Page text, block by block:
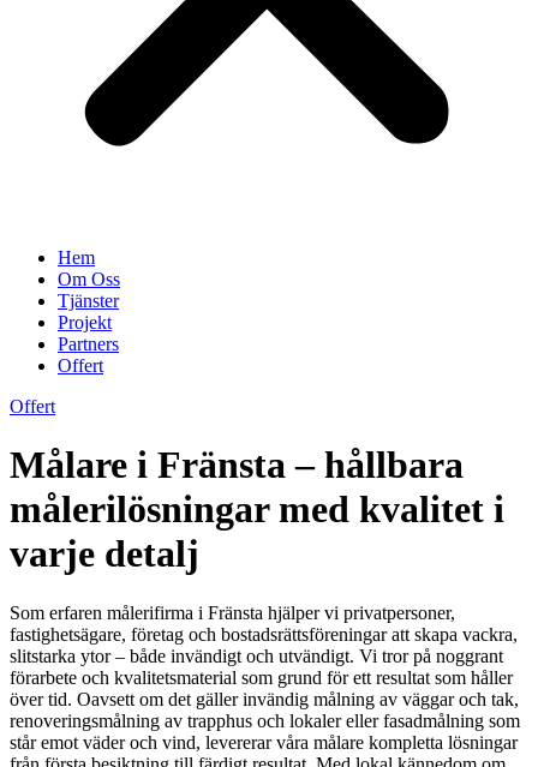
Hem
Om Oss
Tjänster
Projekt
Partners
Offert
Offert
Målare i Fränsta – hållbara
målerilösningar med kvalitet i
varje detalj
Som erfaren målerifirma i Fränsta hjälper vi privatpersoner,
fastighetsägare, företag och bostadsrättsföreningar att skapa vackra,
slitstarka ytor – både invändigt och utvändigt. Vi tror på noggrant
förarbete och kvalitetsmaterial som grund för ett resultat som håller
över tid. Oavsett om det gäller invändig målning av väggar och tak,
renoveringsmålning av trapphus och lokaler eller fasadmålning som
står emot väder och vind, levererar våra målare kompletta lösningar